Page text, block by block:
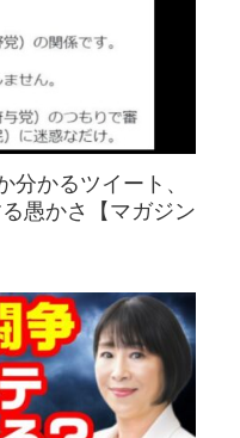
分かるツイート、
愚かさ【マガジン